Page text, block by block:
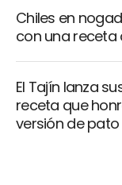
Chiles en
con una receta
El Tajín lanza
receta que
versión de pato